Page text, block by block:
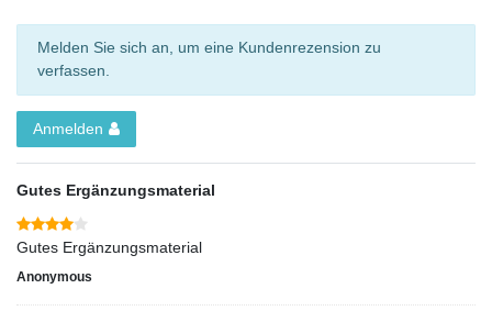
Melden Sie sich an, um eine Kundenrezension zu
verfassen.
Anmelden
Gutes Ergänzungsmaterial
Gutes Ergänzungsmaterial
Anonymous